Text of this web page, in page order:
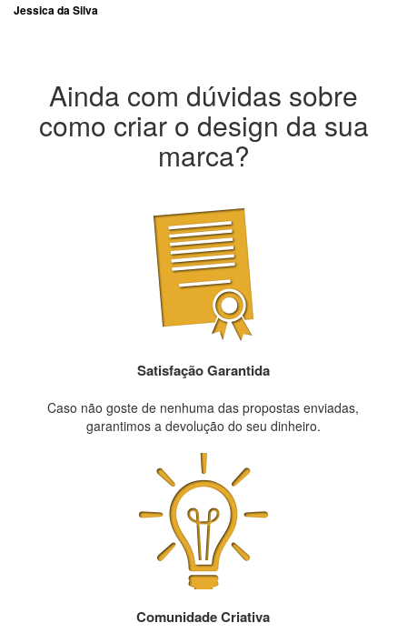
Jessica da Silva
Ainda com dúvidas sobre
como criar o design da sua
marca?
Satisfação Garantida
Caso não goste de nenhuma das propostas enviadas,
garantimos a devolução do seu dinheiro.
Comunidade Criativa